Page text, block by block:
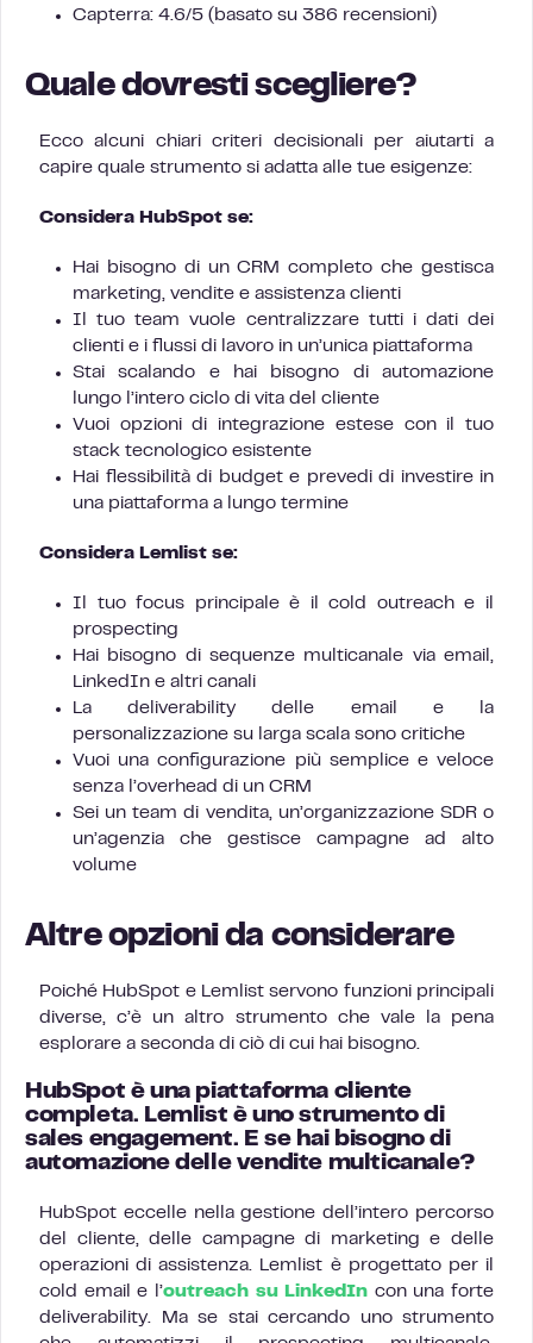
Capterra: 4.6/5 (basato su 386 recensioni)
Quale dovresti scegliere?
Ecco alcuni chiari criteri decisionali per aiutarti a
capire quale strumento si adatta alle tue esigenze:
Considera HubSpot se:
Hai bisogno di un CRM completo che gestisca
marketing, vendite e assistenza clienti
Il tuo team vuole centralizzare tutti i dati dei
clienti e i flussi di lavoro in un’unica piattaforma
Stai scalando e hai bisogno di automazione
lungo l’intero ciclo di vita del cliente
Vuoi opzioni di integrazione estese con il tuo
stack tecnologico esistente
Hai flessibilità di budget e prevedi di investire in
una piattaforma a lungo termine
Considera Lemlist se:
Il tuo focus principale è il cold outreach e il
prospecting
Hai bisogno di sequenze multicanale via email,
LinkedIn e altri canali
La deliverability delle email e la
personalizzazione su larga scala sono critiche
Vuoi una configurazione più semplice e veloce
senza l’overhead di un CRM
Sei un team di vendita, un’organizzazione SDR o
un’agenzia che gestisce campagne ad alto
volume
Altre opzioni da considerare
Poiché HubSpot e Lemlist servono funzioni principali
diverse, c’è un altro strumento che vale la pena
esplorare a seconda di ciò di cui hai bisogno.
HubSpot è una piattaforma cliente
completa. Lemlist è uno strumento di
sales engagement. E se hai bisogno di
automazione delle vendite multicanale?
HubSpot eccelle nella gestione dell’intero percorso
del cliente, delle campagne di marketing e delle
operazioni di assistenza. Lemlist è progettato per il
cold email e l’outreach su LinkedIn con una forte
deliverability. Ma se stai cercando uno strumento